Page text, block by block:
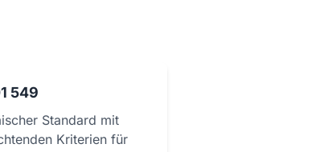
549
Standard mit
Kriterien für